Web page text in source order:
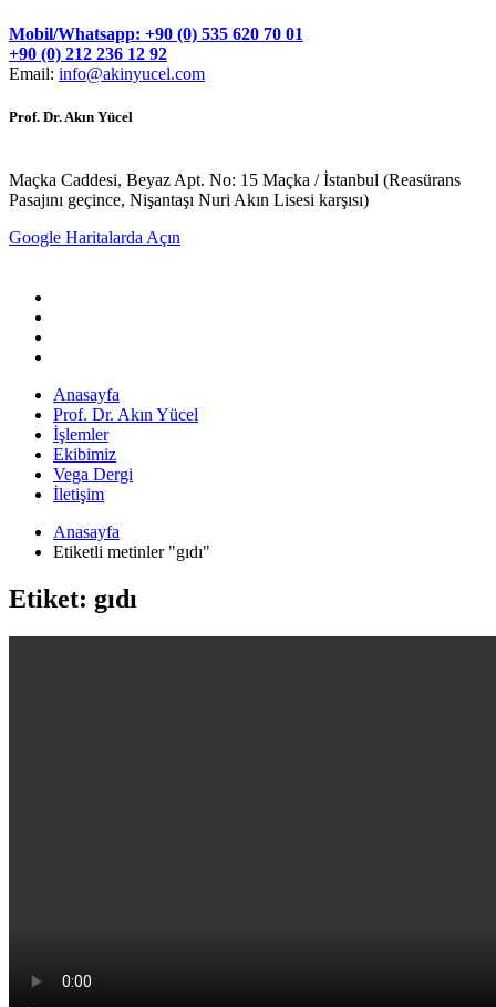
Mobil/Whatsapp: +90 (0) 535 620 70 01
+90 (0) 212 236 12 92
Email: info@akinyucel.com
Prof. Dr. Akın Yücel
Maçka Caddesi, Beyaz Apt. No: 15 Maçka / İstanbul (Reasürans
Pasajını geçince, Nişantaşı Nuri Akın Lisesi karşısı)
Google Haritalarda Açın
Anasayfa
Prof. Dr. Akın Yücel
İşlemler
Ekibimiz
Vega Dergi
İletişim
Anasayfa
Etiketli metinler "gıdı"
Etiket: gıdı